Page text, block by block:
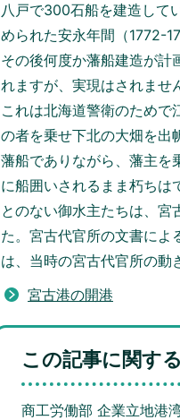
八戸で300石船を建造して
められた安永年間（1772-
その後何度か藩船建造が計
れますが、実現はされませ
これは北海道警衛のためで
の者を乗せ下北の大畑を出
藩船でありながら、藩主を
に船囲いされるまま朽ちは
とのない御水主たちは、宮
た。宮古代官所の文書によ
は、当時の宮古代官所の動
宮古港の開港
この記事に関す
商工労働部 企業立地港